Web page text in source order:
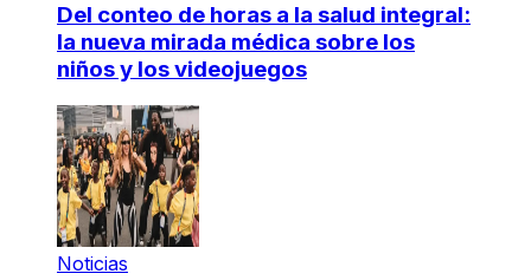
Del conteo de horas a la salud integral:
la nueva mirada médica sobre los
niños y los videojuegos
Noticias